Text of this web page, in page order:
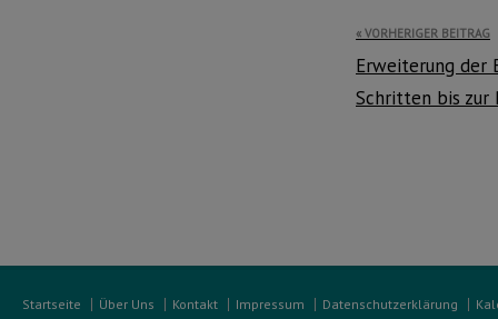
VORHERIGER BEITRAG
Erweiterung der
Schritten bis zur
Startseite Über Uns Kontakt Impressum Datenschutzerklärung